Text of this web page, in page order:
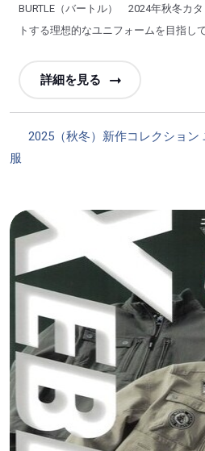
BURTLE（バートル） 2024年秋冬カ
トする理想的なユニフォームを目指し
詳細を見る
カ
ー
2025（秋冬）新作コレクション
服